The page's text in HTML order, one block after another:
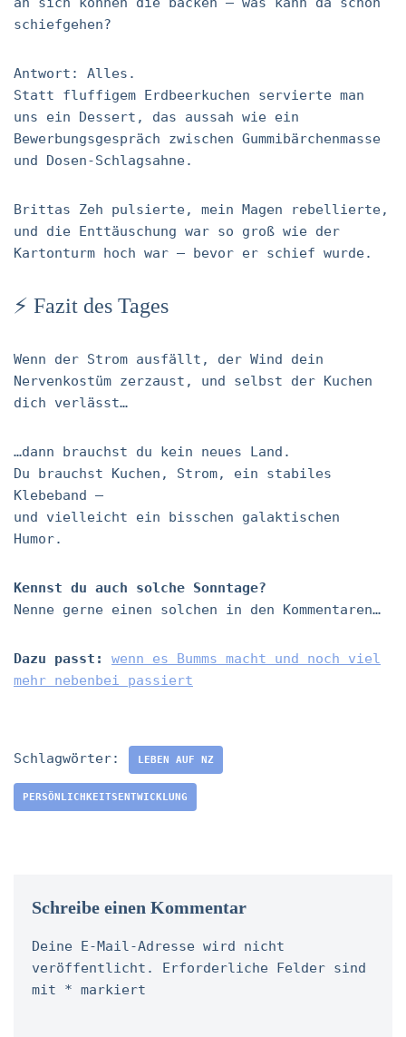
schiefgehen?
Antwort: Alles.
Statt fluffigem Erdbeerkuchen servierte man
uns ein Dessert, das aussah wie ein
Bewerbungsgespräch zwischen Gummibärchenmasse
und Dosen-Schlagsahne.
Brittas Zeh pulsierte, mein Magen rebellierte,
und die Enttäuschung war so groß wie der
Kartonturm hoch war – bevor er schief wurde.
⚡ Fazit des Tages
Wenn der Strom ausfällt, der Wind dein
Nervenkostüm zerzaust, und selbst der Kuchen
dich verlässt…
…dann brauchst du kein neues Land.
Du brauchst Kuchen, Strom, ein stabiles
Klebeband –
und vielleicht ein bisschen galaktischen
Humor.
Kennst du auch solche Sonntage?
Nenne gerne einen solchen in den Kommentaren…
Dazu passt:
wenn es Bumms macht und noch viel
mehr nebenbei passiert
Schlagwörter: LEBEN AUF NZ
PERSÖNLICHKEITSENTWICKLUNG
Schreibe einen Kommentar
Deine E-Mail-Adresse wird nicht
veröffentlicht.
Erforderliche Felder sind
mit * markiert